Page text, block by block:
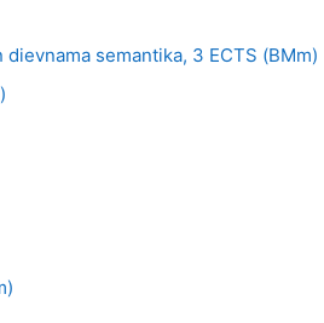
semantika, 3 ECTS (BMm)